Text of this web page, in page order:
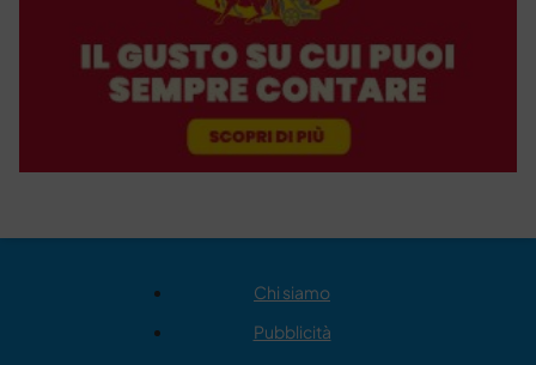
Chi siamo
Pubblicità